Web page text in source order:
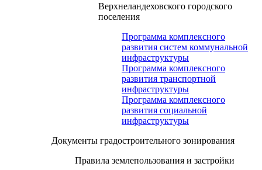
Верхнеландеховского городского
поселения
Программа комплексного
развития систем коммунальной
инфраструктуры
Программа комплексного
развития транспортной
инфраструктуры
Программа комплексного
развития социальной
инфраструктуры
Документы градостроительного зонирования
Правила землепользования и застройки